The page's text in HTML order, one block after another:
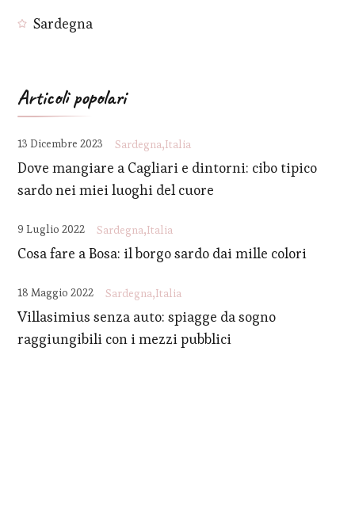
Sardegna
Articoli popolari
Sardegna Italia
Dove mangiare a Cagliari e dintorni: cibo tipico
sardo nei miei luoghi del cuore
13 Dicembre 2023
Sardegna Italia
Cosa fare a Bosa: il borgo sardo dai mille colori
9 Luglio 2022
Sardegna Italia
Villasimius senza auto: spiagge da sogno
raggiungibili con i mezzi pubblici
18 Maggio 2022